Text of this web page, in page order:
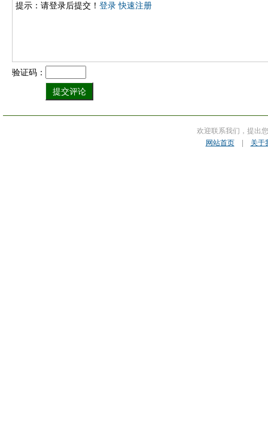
提示：请登录后提交！ 登录 快速注册
验证码：
欢迎联系我们，提出
网站首页| 关于